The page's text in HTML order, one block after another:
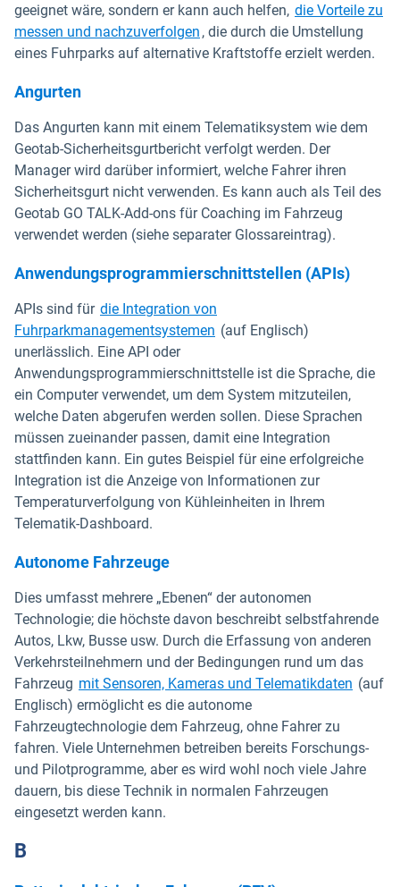
geeignet wäre, sondern er kann auch helfen, die Vorteile zu
messen und nachzuverfolgen , die durch die Umstellung
eines Fuhrparks auf alternative Kraftstoffe erzielt werden.
Angurten
Das Angurten kann mit einem Telematiksystem wie dem
Geotab-Sicherheitsgurtbericht verfolgt werden. Der
Manager wird darüber informiert, welche Fahrer ihren
Sicherheitsgurt nicht verwenden. Es kann auch als Teil des
Geotab GO TALK-Add-ons für Coaching im Fahrzeug
verwendet werden (siehe separater Glossareintrag).
Anwendungsprogrammierschnittstellen (APIs)
APIs sind für die Integration von
Fuhrparkmanagementsystemen (auf Englisch)
unerlässlich. Eine API oder
Anwendungsprogrammierschnittstelle ist die Sprache, die
ein Computer verwendet, um dem System mitzuteilen,
welche Daten abgerufen werden sollen. Diese Sprachen
müssen zueinander passen, damit eine Integration
stattfinden kann. Ein gutes Beispiel für eine erfolgreiche
Integration ist die Anzeige von Informationen zur
Temperaturverfolgung von Kühleinheiten in Ihrem
Telematik-Dashboard.
Autonome Fahrzeuge
Dies umfasst mehrere „Ebenen“ der autonomen
Technologie; die höchste davon beschreibt selbstfahrende
Autos, Lkw, Busse usw. Durch die Erfassung von anderen
Verkehrsteilnehmern und der Bedingungen rund um das
Fahrzeug mit Sensoren, Kameras und Telematikdaten (auf
Englisch) ermöglicht es die autonome
Fahrzeugtechnologie dem Fahrzeug, ohne Fahrer zu
fahren. Viele Unternehmen betreiben bereits Forschungs-
und Pilotprogramme, aber es wird wohl noch viele Jahre
dauern, bis diese Technik in normalen Fahrzeugen
eingesetzt werden kann.
B